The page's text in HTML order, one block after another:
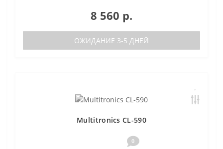
8 560 р.
ОЖИДАНИЕ 3-5 ДНЕЙ
Multitronics CL-590
0